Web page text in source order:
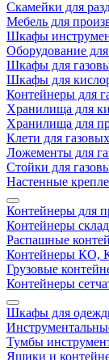
Скамейки для
Мебель для
Шкафы
Оборудование
Шкафы для
Шкафы для
Контейнеры для
Хранилища для
Хранилища для
Клети для
Ложементы для
Стойки для
Настенные
Контейнеры для
Контейнеры
Распашные
Контейнеры КО,
Грузовые
Контейнеры
Шкафы для
Тумбы
Ящики и